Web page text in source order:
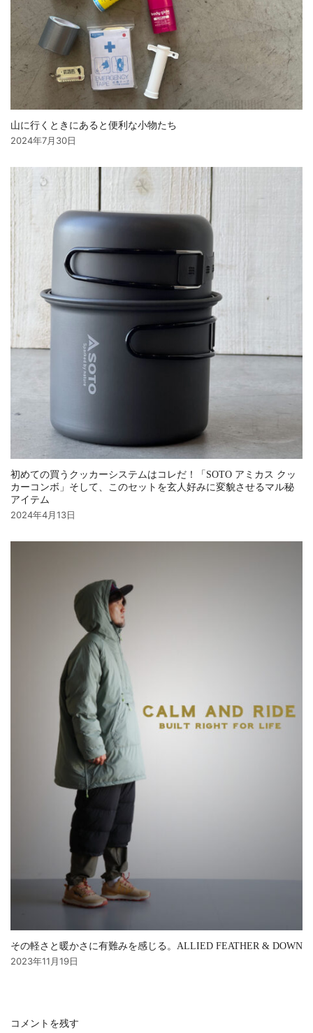
山に行くときにあると便利な小物たち
2024年7月30日
初めての買うクッカーシステムはコレだ！「SOTO アミカス クッ
カーコンボ」そして、このセットを玄人好みに変貌させるマル秘
アイテム
2024年4月13日
その軽さと暖かさに有難みを感じる。ALLIED FEATHER & DOWN
2023年11月19日
コメントを残す